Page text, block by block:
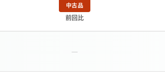
中古品
前回比
－